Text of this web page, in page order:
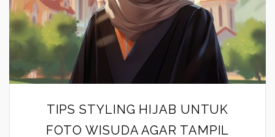
TIPS STYLING HIJAB UNTUK
FOTO WISUDA AGAR TAMPIL